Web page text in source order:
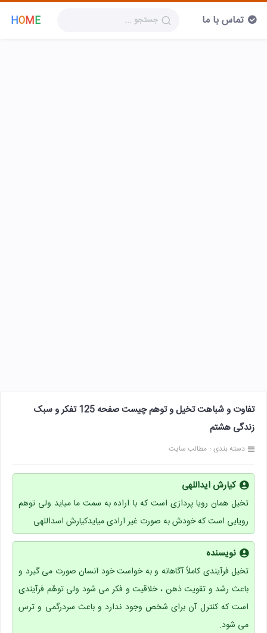
HOME تماس با ما
تفاوت و شباهت تخیل و توهم چیست صفحه 125 تفکر و سبک
زندگی هشتم
دسته بندی : مطالب سایت
کیارش ایداللهی
تخیل همان رویا پردازی است که با اراده به سمت ما میاید ولی توهم
رویایی است که خودش به صورت غیر ارادی میایدکیارش اسداللهی
نویسنده
تخیل فرآیندی کاملاً آگاهانه و به خواست خود انسان صورت می گیرد و
باعث رشد و تقویت ذهن ، خلاقیت و فکر می شود ولی توهّم فرآیندی
است که کنترل آن برای شخص وجود ندارد و باعث سردرگمی و ترس
می شود.